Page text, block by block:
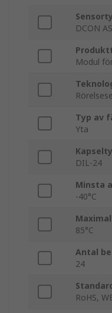
DCON
Modul
Typ av
Yta
DIL-24
Minsta
-40°C
85°C
Antal
24
RoHS,